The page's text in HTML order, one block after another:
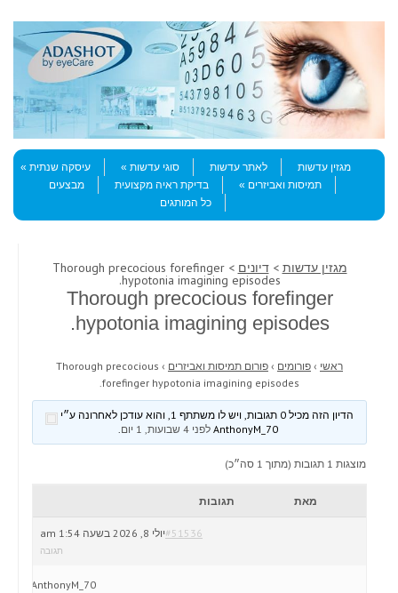
Menu
Skip to content
מגזין עדשות
לאתר עדשות סוגי עדשות
עיסקה שנתית
תמיסות ואביזרים
בדיקת ראיה מקצועית
מבצעים
כל המותגים
מגזין עדשות >דיונים > Thorough precocious forefinger
hypotonia imagining episodes.
Thorough precocious forefinger
hypotonia imagining episodes.
ראשי › פורומים › פורום תמיסות ואביזרים ›
Thorough precocious
forefinger hypotonia imagining episodes.
הדיון הזה מכיל 0 תגובות, ויש לו משתתף 1, והוא עודכן לאחרונה ע״י
לפני 4 שבועות, 1 יום .
מוצגות 1 תגובות (מתוך 1 סה״כ)
מאת תגובות
יולי 8, 2026 בשעה 1:54 am#51536
תגובה
AnthonyM_70